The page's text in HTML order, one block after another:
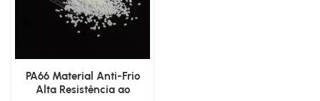
PA66 Material Anti-Frio
Alta Resistência ao